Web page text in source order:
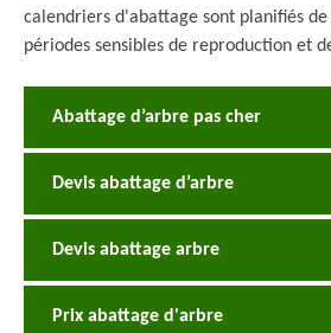
calendriers d'abattage sont planifiés
périodes sensibles de reproduction et
Abattage d’arbre pas cher
Devis abattage d’arbre
Devis abattage arbre
Prix abattage d'arbre